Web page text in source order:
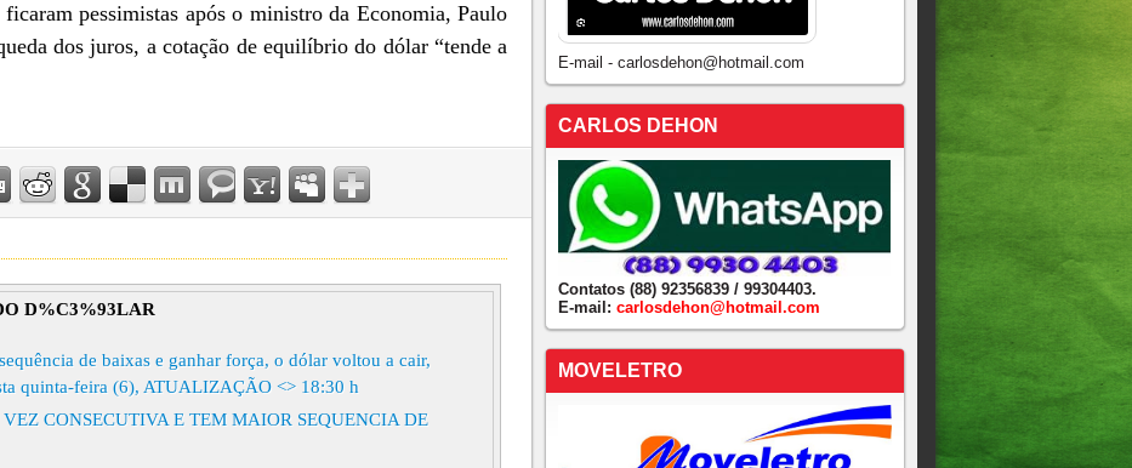
pessimistas após o ministro da Economia, Paulo
dos juros, a cotação de equilíbrio do dólar “tende a
D%C3%93LAR
de baixas e ganhar força, o dólar voltou a cair,
quinta-feira (6), ATUALIZAÇÃO <> 18:30 h
CONSECUTIVA E TEM MAIOR SEQUENCIA DE
E-mail - carlosdehon@hotmail.com
CARLOS DEHON
Contatos (88) 92356839 / 99304403.
E-mail: carlosdehon@hotmail.com
MOVELETRO